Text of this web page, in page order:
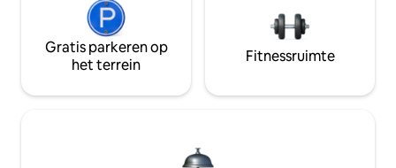
Gratis parkeren op
het terrein
Fitnessruimte